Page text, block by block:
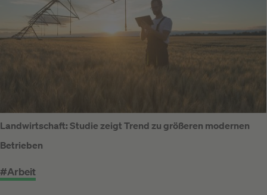
Landwirtschaft: Studie zeigt Trend zu größeren modernen
Betrieben
#Arbeit